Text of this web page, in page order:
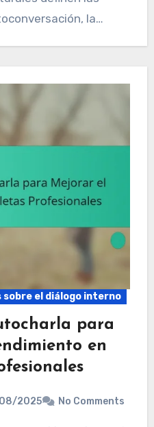
la…
el diálogo interno
para
en
2025 No Comments